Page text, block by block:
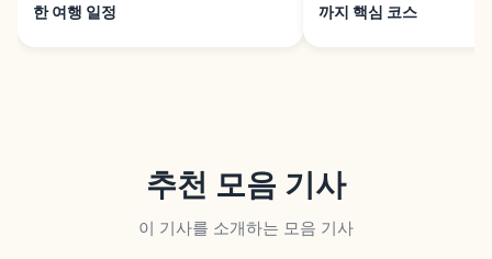
한 여행 일정
까지 핵심 코스
추천 모음 기사
이 기사를 소개하는 모음 기사